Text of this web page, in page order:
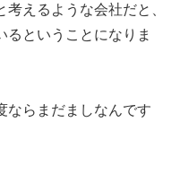
えるような会社だと、
るということになりま
ならまだましなんです